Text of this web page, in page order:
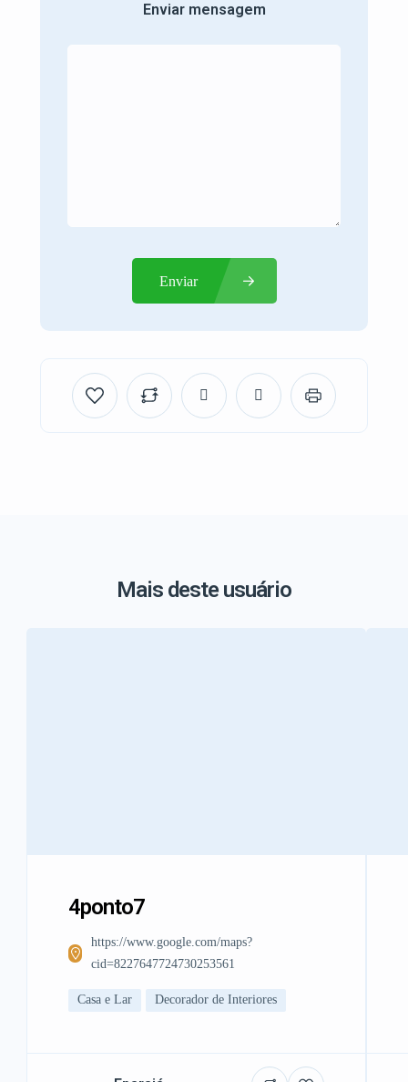
Enviar mensagem
Enviar
Mais deste usuário
4ponto7
https://www.google.com/maps?
cid=8227647724730253561
Casa e Lar Decorador de Interiores